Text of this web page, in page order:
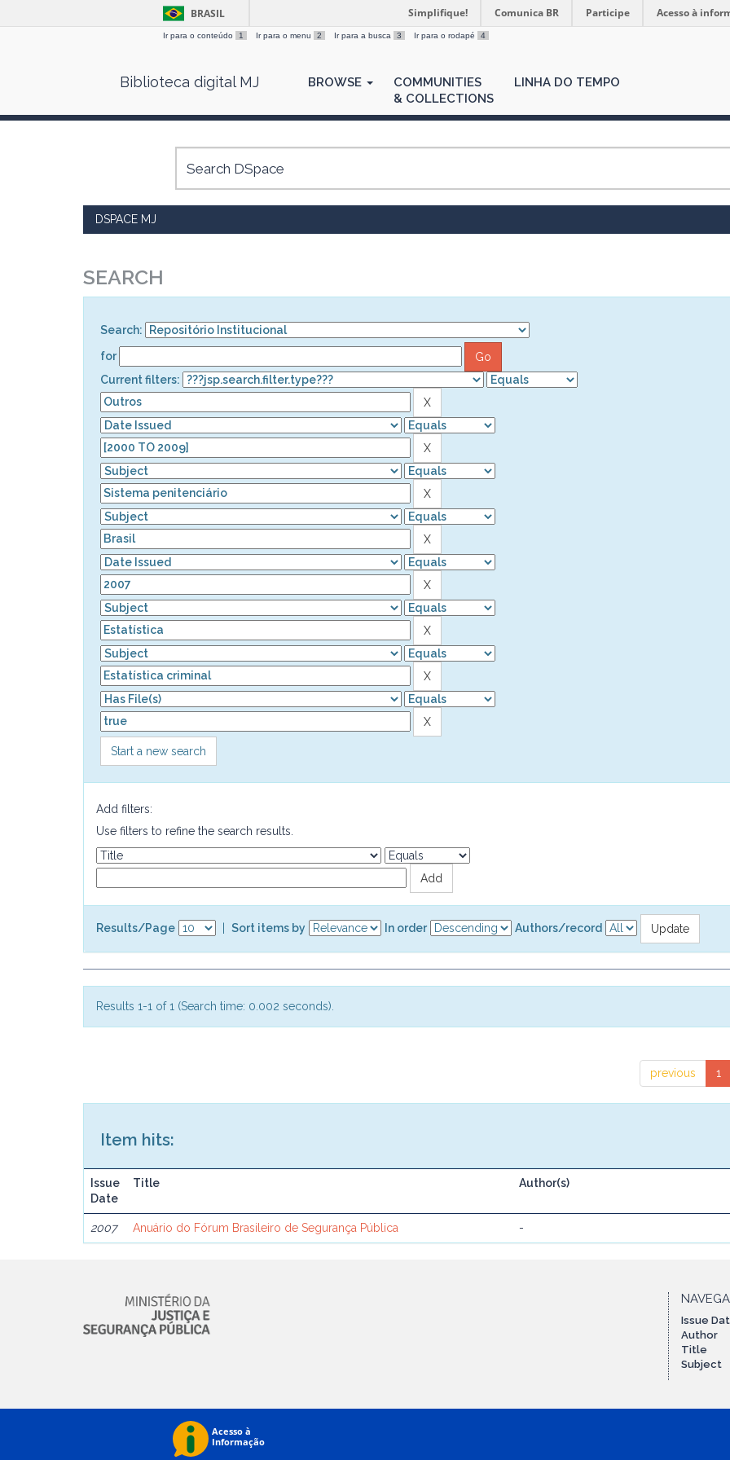
BRASIL Simplifique! Comunica BR Participe Acesso à
Ir para o conteúdo 1 Ir para o menu 2 Ir para a busca 3 Ir para o rodapé 4
Biblioteca digital MJ BROWSE
COMMUNITIES
& COLLECTIONS
LINHA DO TEMPO
DSPACE MJ
SEARCH
Search:
for
Current filters:
Start a new search
Add filters:
Use filters to refine the search results.
Results/Page Sort items by In order Authors/record
Results 1-1 of 1 (Search time: 0.002 seconds).
previous 1
Item hits:
Issue
Date
Title Author(s)
2007 Anuário do Fórum Brasileiro de Segurança Pública -
Issue
Author
Title
Subject